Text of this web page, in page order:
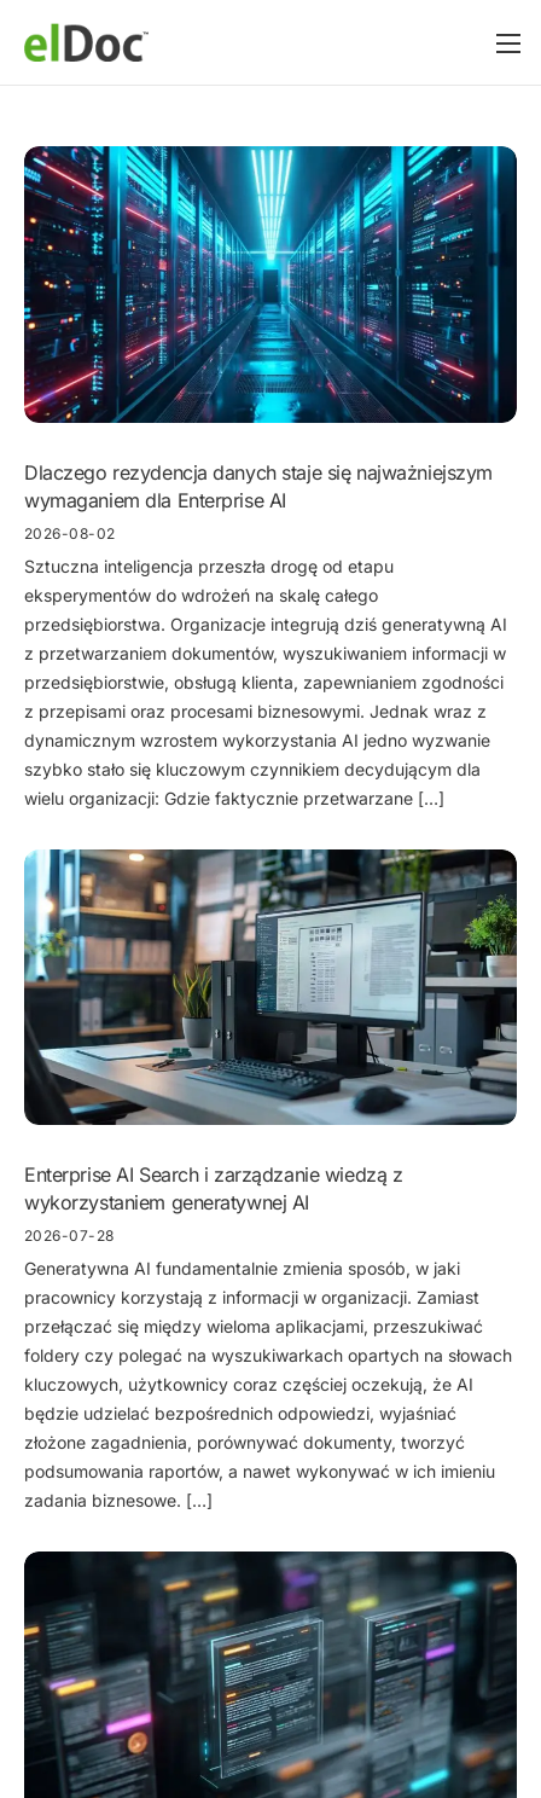
Dlaczego rezydencja danych staje się najważniejszym
wymaganiem dla Enterprise AI
2026-08-02
Sztuczna inteligencja przeszła drogę od etapu
eksperymentów do wdrożeń na skalę całego
przedsiębiorstwa. Organizacje integrują dziś generatywną AI
z przetwarzaniem dokumentów, wyszukiwaniem informacji w
przedsiębiorstwie, obsługą klienta, zapewnianiem zgodności
z przepisami oraz procesami biznesowymi. Jednak wraz z
dynamicznym wzrostem wykorzystania AI jedno wyzwanie
szybko stało się kluczowym czynnikiem decydującym dla
wielu organizacji: Gdzie faktycznie przetwarzane […]
Enterprise AI Search i zarządzanie wiedzą z
wykorzystaniem generatywnej AI
2026-07-28
Generatywna AI fundamentalnie zmienia sposób, w jaki
pracownicy korzystają z informacji w organizacji. Zamiast
przełączać się między wieloma aplikacjami, przeszukiwać
foldery czy polegać na wyszukiwarkach opartych na słowach
kluczowych, użytkownicy coraz częściej oczekują, że AI
będzie udzielać bezpośrednich odpowiedzi, wyjaśniać
złożone zagadnienia, porównywać dokumenty, tworzyć
podsumowania raportów, a nawet wykonywać w ich imieniu
zadania biznesowe. […]